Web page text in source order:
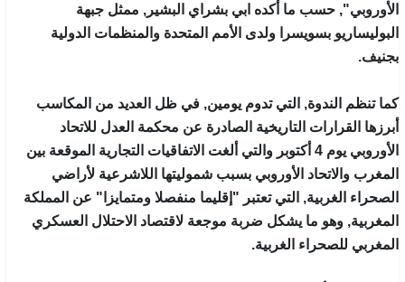
الأوروبي", حسب ما أكده ابي بشراي البشير, ممثل جبهة
البوليساريو بسويسرا ولدى الأمم المتحدة والمنظمات الدولية
بجنيف.
كما تنظم الندوة, التي تدوم يومين, في ظل العديد من المكاسب
أبرزها القرارات التاريخية الصادرة عن محكمة العدل للاتحاد
الأوروبي يوم 4 أكتوبر والتي ألغت الاتفاقيات التجارية الموقعة بين
المغرب والاتحاد الأوروبي بسبب شموليتها اللاشرعية لأراضي
الصحراء الغربية, التي تعتبر "إقليما منفصلا ومتمايزا" عن المملكة
المغربية, وهو ما يشكل ضربة موجعة لاقتصاد الاحتلال العسكري
المغربي للصحراء الغربية.